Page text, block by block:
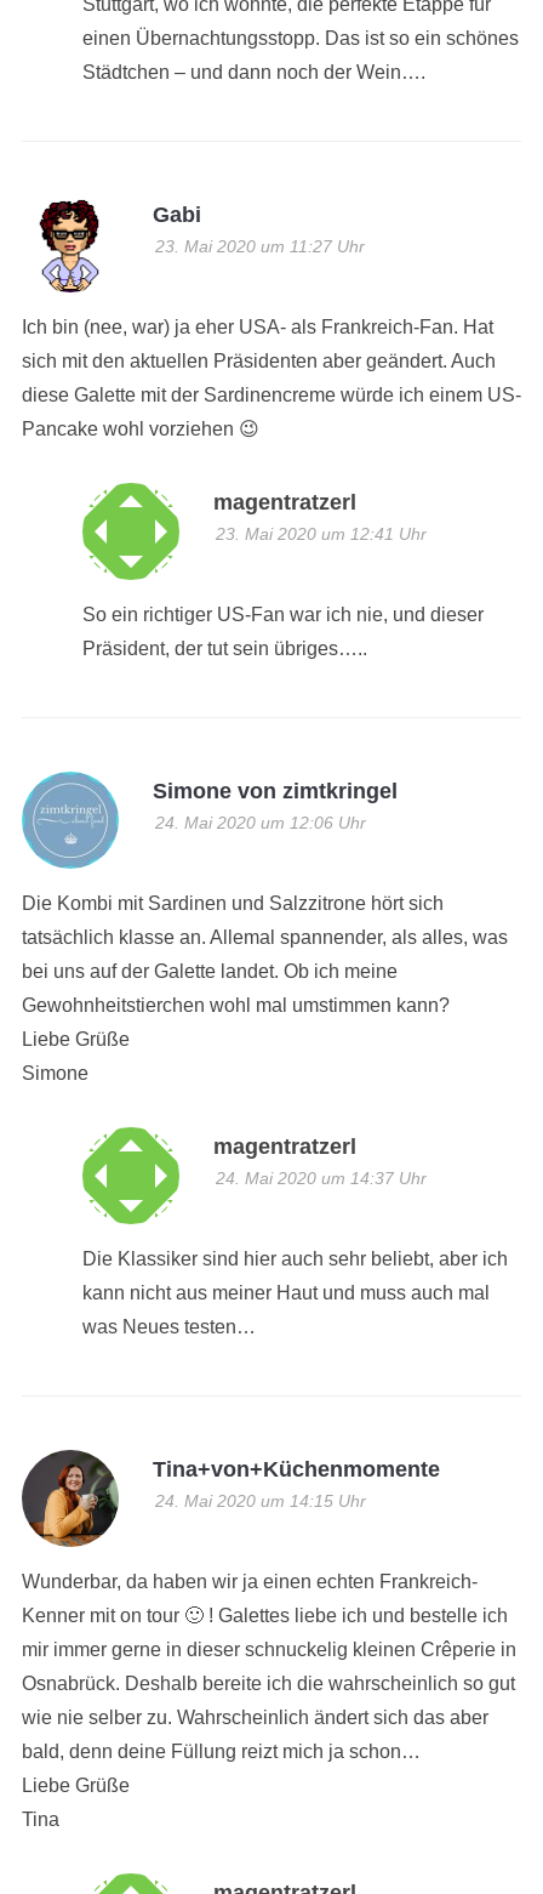
Stuttgart, wo ich wohnte, die perfekte Etappe für
einen Übernachtungsstopp. Das ist so ein schönes
Städtchen – und dann noch der Wein….
Gabi
23. Mai 2020 um 11:27 Uhr
Ich bin (nee, war) ja eher USA- als Frankreich-Fan. Hat
sich mit den aktuellen Präsidenten aber geändert. Auch
diese Galette mit der Sardinencreme würde ich einem US-
Pancake wohl vorziehen 😉
magentratzerl
23. Mai 2020 um 12:41 Uhr
So ein richtiger US-Fan war ich nie, und dieser
Präsident, der tut sein übriges…..
Simone von zimtkringel
24. Mai 2020 um 12:06 Uhr
Die Kombi mit Sardinen und Salzzitrone hört sich
tatsächlich klasse an. Allemal spannender, als alles, was
bei uns auf der Galette landet. Ob ich meine
Gewohnheitstierchen wohl mal umstimmen kann?
Liebe Grüße
Simone
magentratzerl
24. Mai 2020 um 14:37 Uhr
Die Klassiker sind hier auch sehr beliebt, aber ich
kann nicht aus meiner Haut und muss auch mal
was Neues testen…
Tina+von+Küchenmomente
24. Mai 2020 um 14:15 Uhr
Wunderbar, da haben wir ja einen echten Frankreich-
Kenner mit on tour 🙂 ! Galettes liebe ich und bestelle ich
mir immer gerne in dieser schnuckelig kleinen Crêperie in
Osnabrück. Deshalb bereite ich die wahrscheinlich so gut
wie nie selber zu. Wahrscheinlich ändert sich das aber
bald, denn deine Füllung reizt mich ja schon…
Liebe Grüße
Tina